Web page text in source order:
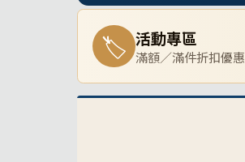
🏷 活動專區
滿額／滿件折扣優惠